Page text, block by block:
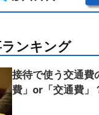
ランキング
接待で使う交通費
費」or「交通費」